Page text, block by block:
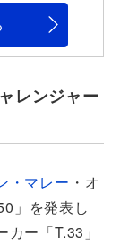
レンジャー
・マレー ・オ
」を発表し
ー「T.33」